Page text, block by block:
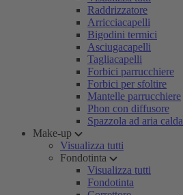
Raddrizzatore
Arricciacapelli
Bigodini termici
Asciugacapelli
Tagliacapelli
Forbici parrucchiere
Forbici per sfoltire
Mantelle parrucchiere
Phon con diffusore
Spazzola ad aria calda
Make-up
Visualizza tutti
Fondotinta
Visualizza tutti
Fondotinta